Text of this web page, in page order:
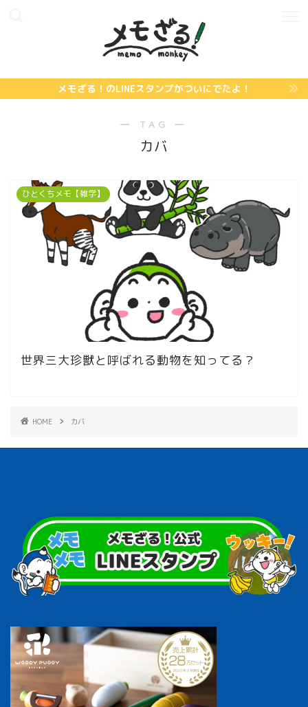
メモざる！のLINEスタンプがついにでたよ！
― TAG ―
カバ
ひとくちメモ【雑学】
世界三大珍獣と呼ばれる動物を知ってる？
HOME カバ